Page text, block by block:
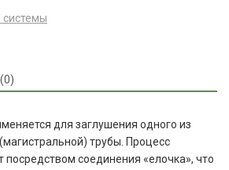
системы
для заглушения одного из
трубы. Процесс
посредством соединения «елочка», что